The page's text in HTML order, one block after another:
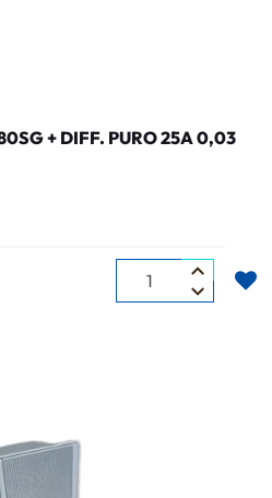
+ DIFF. PURO 25A 0,03